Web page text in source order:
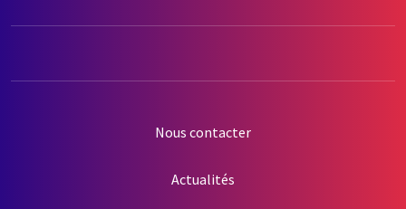
Nous contacter
Actualités